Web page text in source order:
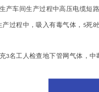
产车间生产过程中高压电缆短
过程中，吸入有毒气体， 5死8
3名工人检查地下管网气体，中